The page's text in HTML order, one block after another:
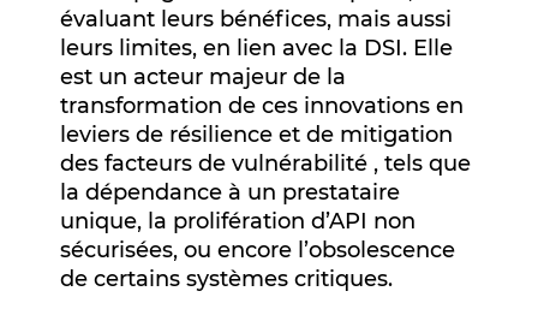
évaluant leurs bénéfices, mais aussi
leurs limites, en lien avec la DSI. Elle
est un acteur majeur de la
transformation de ces innovations en
leviers de résilience et de mitigation
des facteurs de vulnérabilité , tels que
la dépendance à un prestataire
unique, la prolifération d’API non
sécurisées, ou encore l’obsolescence
de certains systèmes critiques.